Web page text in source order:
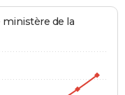
ministère de la